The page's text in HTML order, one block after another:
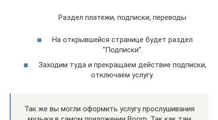
Раздел платежи, подписки, переводы
На открывшейся странице будет раздел
“Подписки”.
Заходим туда и прекращаем действие подписки,
отключаем услугу.
Так же вы могли оформить услугу прослушивания